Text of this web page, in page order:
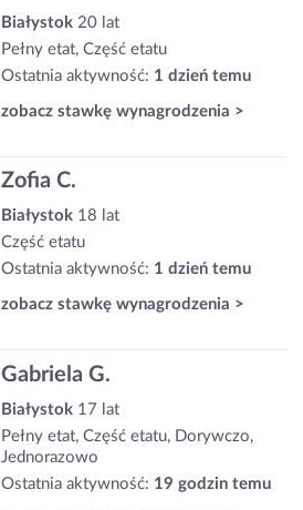
Białystok 20 lat
Pełny etat, Część etatu
Ostatnia aktywność: 1 dzień temu
zobacz stawkę wynagrodzenia >
Zofia C.
Białystok 18 lat
Część etatu
Ostatnia aktywność: 1 dzień temu
zobacz stawkę wynagrodzenia >
Gabriela G.
Białystok 17 lat
Pełny etat, Część etatu, Dorywczo,
Jednorazowo
Ostatnia aktywność: 19 godzin temu